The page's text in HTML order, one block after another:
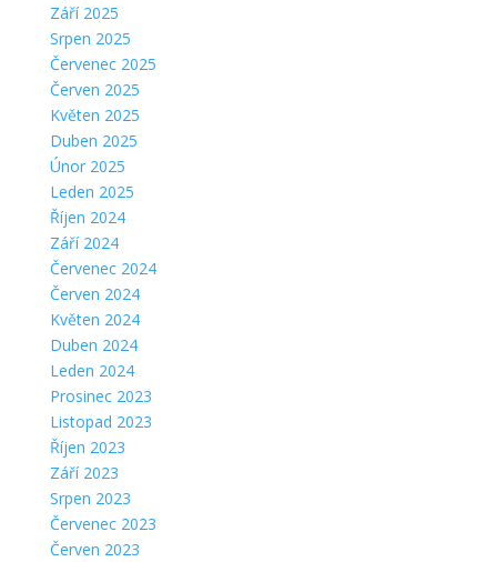
Září 2025
Srpen 2025
Červenec 2025
Červen 2025
Květen 2025
Duben 2025
Únor 2025
Leden 2025
Říjen 2024
Září 2024
Červenec 2024
Červen 2024
Květen 2024
Duben 2024
Leden 2024
Prosinec 2023
Listopad 2023
Říjen 2023
Září 2023
Srpen 2023
Červenec 2023
Červen 2023